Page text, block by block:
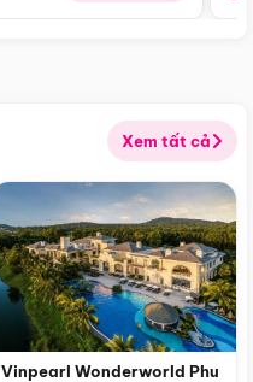
Xem tất cả
Vinpearl Wonderworld Phu